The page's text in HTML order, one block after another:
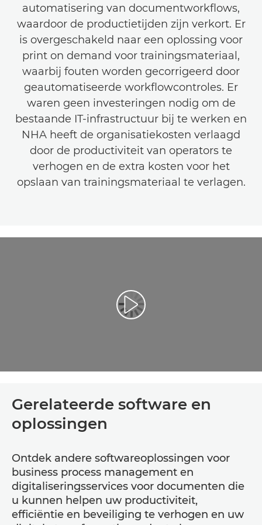
automatisering van documentworkflows,
waardoor de productietijden zijn verkort. Er
is overgeschakeld naar een oplossing voor
print on demand voor trainingsmateriaal,
waarbij fouten worden gecorrigeerd door
geautomatiseerde workflowcontroles. Er
waren geen investeringen nodig om de
bestaande IT-infrastructuur bij te werken en
NHA heeft de organisatiekosten verlaagd
door de productiviteit van operators te
verhogen en de extra kosten voor het
opslaan van trainingsmateriaal te verlagen.
Video afspelen
Gerelateerde software en
oplossingen
Ontdek andere softwareoplossingen voor
business process management en
digitaliseringsservices voor documenten die
u kunnen helpen uw productiviteit,
efficiëntie en beveiliging te verhogen en uw